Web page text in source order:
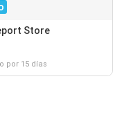
Store
por 15 días